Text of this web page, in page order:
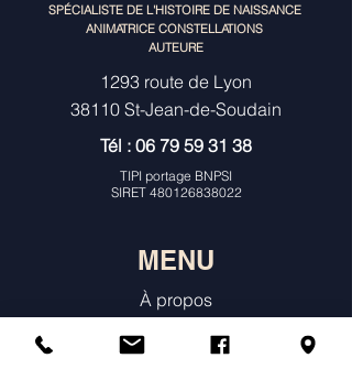
SPÉCIALISTE DE L'HISTOIRE DE NAISSANCE
ANIMATRICE CONSTELLATIONS
AUTEURE
1293 route de Lyon
38110 St-Jean-de-Soudain
Tél : 06 79 59 31 38
TIPI portage BNPSI
SIRET 480126838022
MENU
À propos
Consultations Individuelles & Histoire
de Naissance